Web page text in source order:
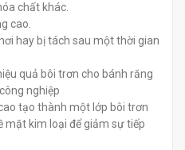
chất khác.
cao.
hay bị tách sau một thời gian
quả bôi trơn cho bánh răng
nghiệp
tạo thành một lớp bôi trơn
mặt kim loại để giảm sự tiếp